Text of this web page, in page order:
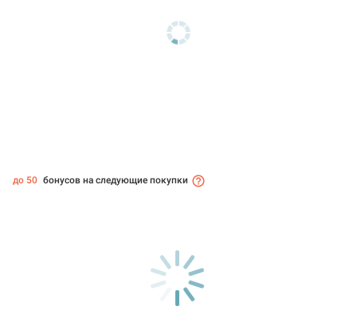
до 50 бонусов на следующие покупки